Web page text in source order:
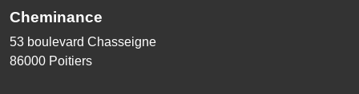
Cheminance
53 boulevard Chasseigne
86000 Poitiers